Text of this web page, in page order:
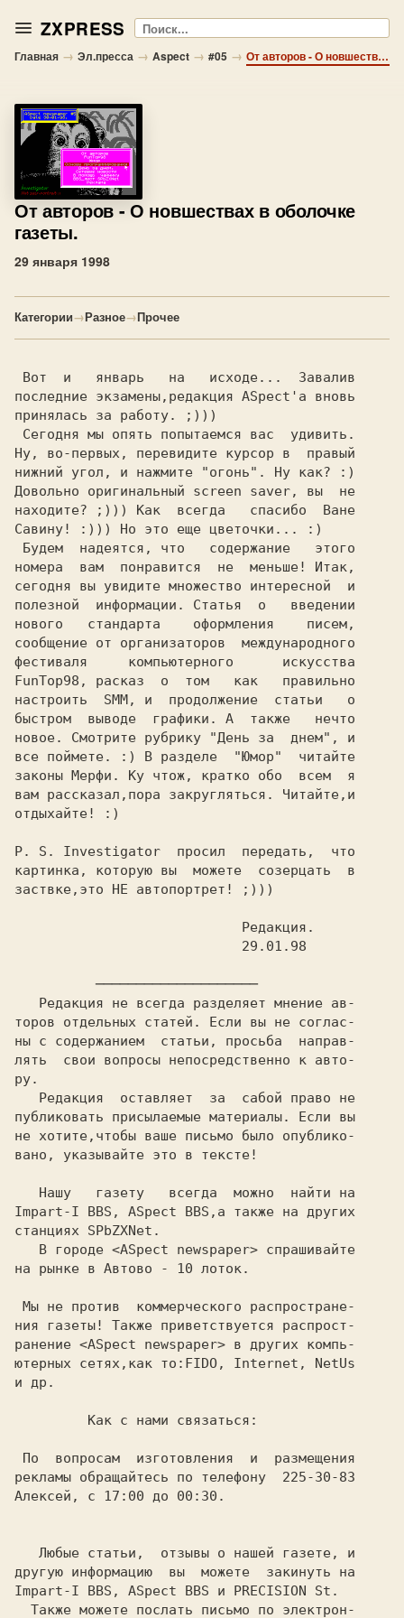
ZXPRESS Поиск
Главная → Эл.пресса → Aspect → #05 → От авторов - О новшествах в оболочке газеты.
От авторов- О новшествах в оболочке
газеты.
29 января 1998
Категории→Разное→Прочее
последние экзамены,редакция ASpect'а вновь
Ну, во-первых, перевидите курсор в  правый
Довольно оригинальный screen saver, вы  не
находите? ;))) Как  всегда   спасибо  Ване
номера  вам  понравится  не  меньше! Итак,
сегодня вы увидите множество интересной  и
полезной  информации. Статья  о   введении
нового   стандарта    оформления    писем,
сообщение от организаторов  международного
фестиваля     компьютерного      искусства
FunTop98, расказ  о  том   как   правильно
настроить  SMM, и  продолжение  статьи   о
быстром  выводе  графики. А  также   нечто
новое. Смотрите рубрику "День за  днем", и
все поймете. :) В разделе  "Юмор"  читайте
законы Мерфи. Ку чтож, кратко обо  всем  я
вам рассказал,пора закругляться. Читайте,и
отдыхайте! :)
P. S. Investigator  просил  передать,  что
картинка, которую вы  можете  созерцать  в
заствке,это НЕ автопортрет! ;)))
торов отдельных статей. Если вы не соглас-
ны с содержанием  статьи, просьба  направ-
лять  свои вопросы непосредственно к авто-
публиковать присылаемые материалы. Если вы
не хотите,чтобы ваше письмо было опублико-
вано, указывайте это в тексте!
Impart-I BBS, ASpect BBS,а также на других
на рынке в Автово - 10 лоток.
ния газеты! Также приветствуется распрост-
ранение <ASpect newspaper> в других компь-
ютерных сетях,как то:FIDO, Internet, NetUs
и др.
рекламы обращайтесь по телефону  225-30-83
Алексей, с 17:00 до 00:30.
другую информацию  вы  можете  закинуть на